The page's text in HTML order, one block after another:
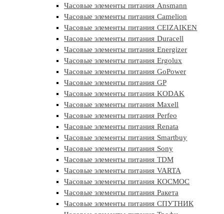
Часовые элементы питания Ansmann
Часовые элементы питания Camelion
Часовые элементы питания CEIZAIKEN
Часовые элементы питания Duracell
Часовые элементы питания Energizer
Часовые элементы питания Ergolux
Часовые элементы питания GoPower
Часовые элементы питания GP
Часовые элементы питания KODAK
Часовые элементы питания Maxell
Часовые элементы питания Perfeo
Часовые элементы питания Renata
Часовые элементы питания Smartbuy
Часовые элементы питания Sony
Часовые элементы питания TDM
Часовые элементы питания VARTA
Часовые элементы питания КОСМОС
Часовые элементы питания Ракета
Часовые элементы питания СПУТНИК